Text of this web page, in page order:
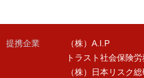
提携企業
（株）A.I.P
トラスト社会保険
（株）日本リスク